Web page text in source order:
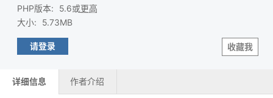
PHP版本: 5.6或更高
大小: 5.73MB
收藏我
请登录
详细信息 作者介绍